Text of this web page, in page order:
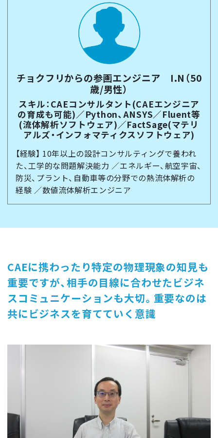
チョクフリからの参画エンジニア I.N（50
歳/男性）
スキル：CAEコンサルタント(CAEエンジニア
の育成も可能)／Python、ANSYS／Fluent等
(流体解析ソフトウェア)／FactSage(マテリ
アルズ・インフォマティクスソフトウェア)
【経験】 10年以上の設計コンサルティングで養われ
た、工学的な問題解決能力 ／エネルギー、航空宇宙、
防災、プラント、自動車等の分野での熱流体解析の
経験 ／数値流体解析エンジニア
CAEに携わったり特定の物理現象の知見も
重要ですが、相手の目線に合わせたビジネ
スコミュニケーションも大切。重要なのは
共にビジネスを育てていく意識